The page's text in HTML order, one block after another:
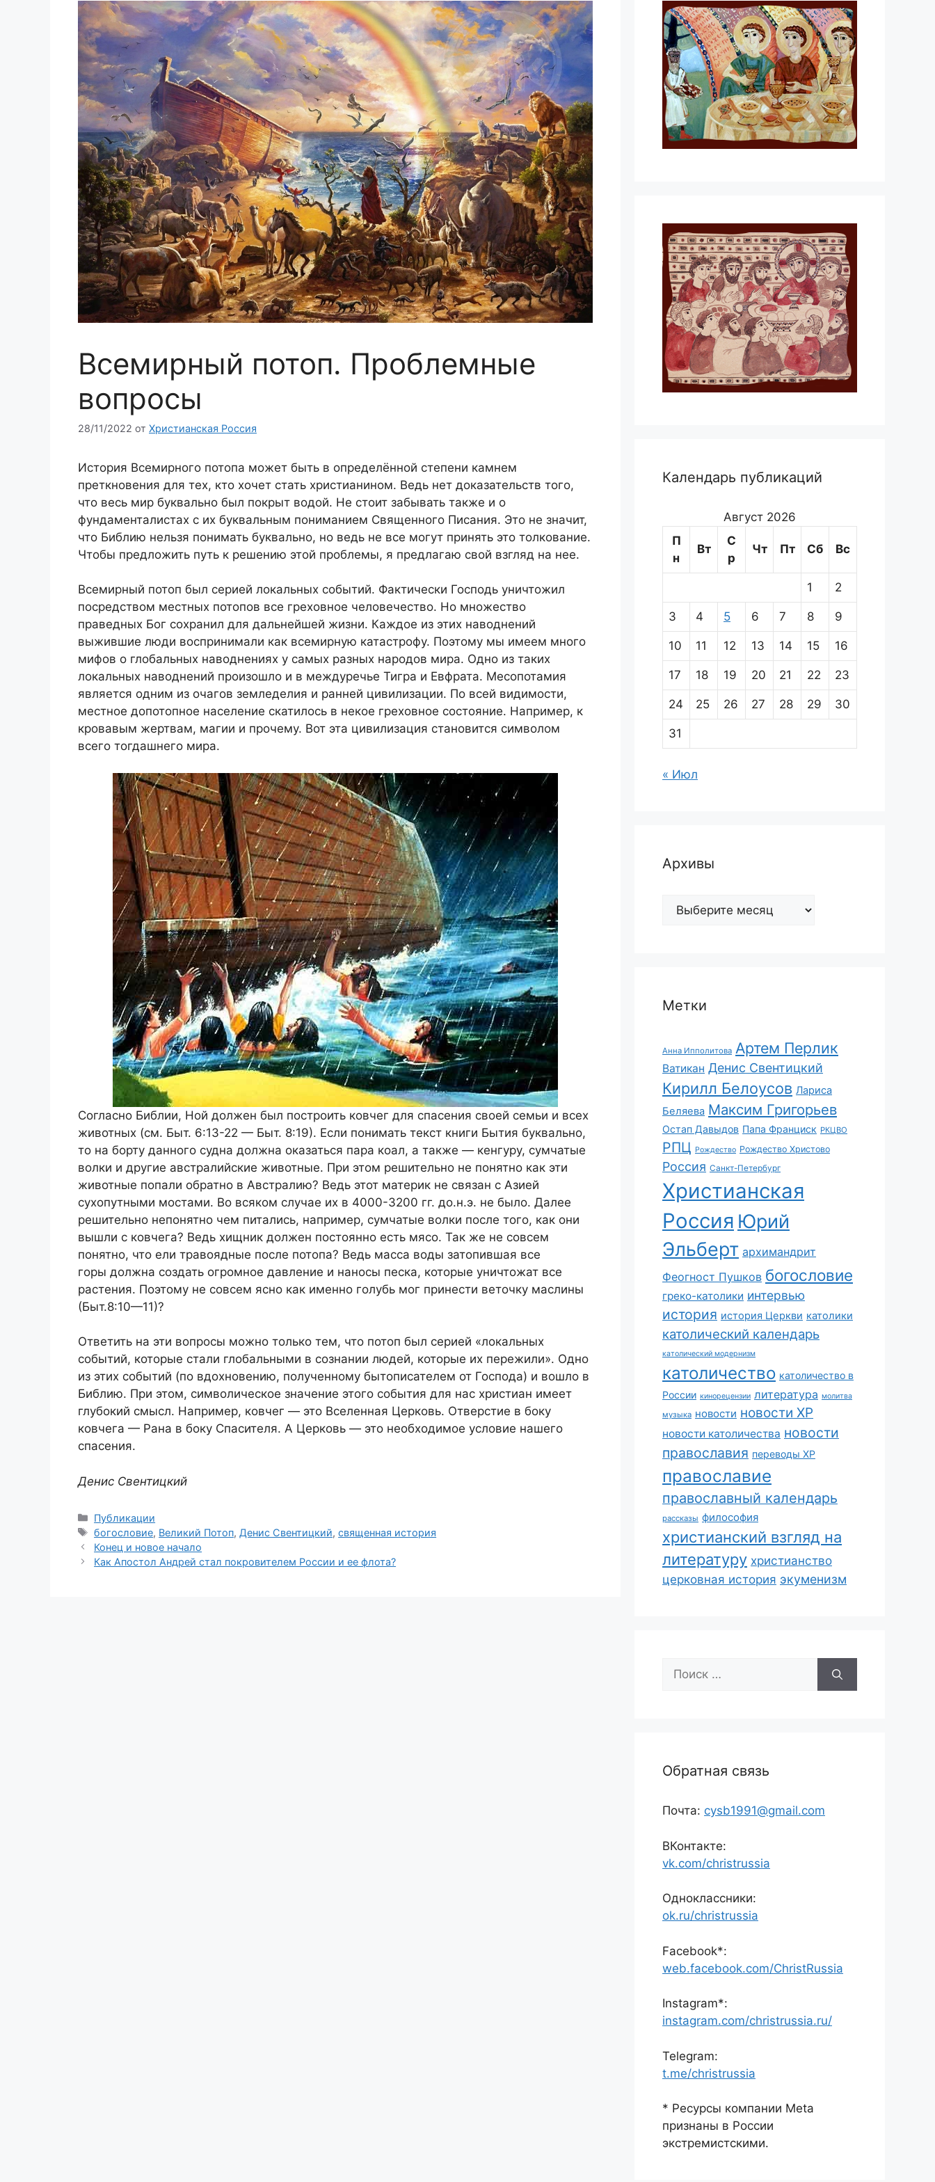
Всемирный потоп. Проблемные
вопросы
28/11/2022 от Христианская Россия
История Всемирного потопа может быть в определённой степени камнем
преткновения для тех, кто хочет стать христианином. Ведь нет доказательств того,
что весь мир буквально был покрыт водой. Не стоит забывать также и о
фундаменталистах с их буквальным пониманием Священного Писания. Это не значит,
что Библию нельзя понимать буквально, но ведь не все могут принять это толкование.
Чтобы предложить путь к решению этой проблемы, я предлагаю свой взгляд на нее.
Всемирный потоп был серией локальных событий. Фактически Господь уничтожил
посредством местных потопов все греховное человечество. Но множество
праведных Бог сохранил для дальнейшей жизни. Каждое из этих наводнений
выжившие люди воспринимали как всемирную катастрофу. Поэтому мы имеем много
мифов о глобальных наводнениях у самых разных народов мира. Одно из таких
локальных наводнений произошло и в междуречье Тигра и Евфрата. Месопотамия
является одним из очагов земледелия и ранней цивилизации. По всей видимости,
местное допотопное население скатилось в некое греховное состояние. Например, к
кровавым жертвам, магии и прочему. Вот эта цивилизация становится символом
всего тогдашнего мира.
Согласно Библии, Ной должен был построить ковчег для спасения своей семьи и всех
животных (см. Быт. 6:13-22 — Быт. 8:19). Если понимать текст книги Бытия буквально,
то на борту данного судна должна оказаться пара коал, а также — кенгуру, сумчатые
волки и другие австралийские животные. При этом решительно не понятно как эти
животные попали обратно в Австралию? Ведь этот материк не связан с Азией
сухопутными мостами. Во всяком случае их в 4000-3200 гг. до.н.э. не было. Далее
решительно непонятно чем питались, например, сумчатые волки после того, как они
вышли с ковчега? Ведь хищник должен постоянно есть мясо. Так же не совсем
понятно, что ели травоядные после потопа? Ведь масса воды затопившая все
горы должна создать огромное давление и наносы песка, которые уничтожат все
растения. Поэтому не совсем ясно как именно голубь мог принести веточку маслины
(Быт.8:10—11)?
Ответить на эти вопросы можно только тем, что потоп был серией «локальных
событий, которые стали глобальными в сознании людей, которые их пережили». Одно
из этих событий (по вдохновению, полученному бытописателем от Господа) и вошло в
Библию. При этом, символическое значение этого события для нас христиан имеет
глубокий смысл. Например, ковчег — это Вселенная Церковь. Отверстие в боку
ковчега — Рана в боку Спасителя. А Церковь — это необходимое условие нашего
спасения.
Денис Свентицкий
Рубрики
Публикации
Метки
богословие, Великий Потоп, Денис Свентицкий,священная история
Конец и новое начало
Как Апостол Андрей стал покровителем России и ее флота?
Календарь публикаций
Август 2026
П
н
Вт
С
р
Чт Пт Сб Вс
1 2
3 4 5 6 7 8 9
10 11 12 13 14 15 16
17 18 19 20 21 22 23
24 25 26 27 28 29 30
31
« Июл
Архивы
Архивы
Метки
Анна Ипполитова Артем Перлик
Ватикан Денис Свентицкий
Кирилл Белоусов Лариса
Беляева Максим Григорьев
Остап Давыдов Папа Франциск РКЦВО
РПЦ Рождество Рождество Христово
Россия Санкт-Петербург
Христианская
Россия Юрий
Эльберт архимандрит
Феогност Пушков богословие
греко-католики интервью
история история Церкви католики
католический календарь
католический модернизм
католичество католичество в
России кинорецензии литература молитва
музыка новости новости ХР
новости католичества новости
православия переводы ХР
православие
православный календарь
рассказы философия
христианский взгляд на
литературу христианство
церковная история экуменизм
Поиск:
Обратная связь
Почта: cysb1991@gmail.com
ВКонтакте:
vk.com/christrussia
Одноклассники:
ok.ru/christrussia
Facebook*:
web.facebook.com/ChristRussia
Instagram*:
instagram.com/christrussia.ru/
Telegram:
t.me/christrussia
* Ресурсы компании Meta
признаны в России
экстремистскими.